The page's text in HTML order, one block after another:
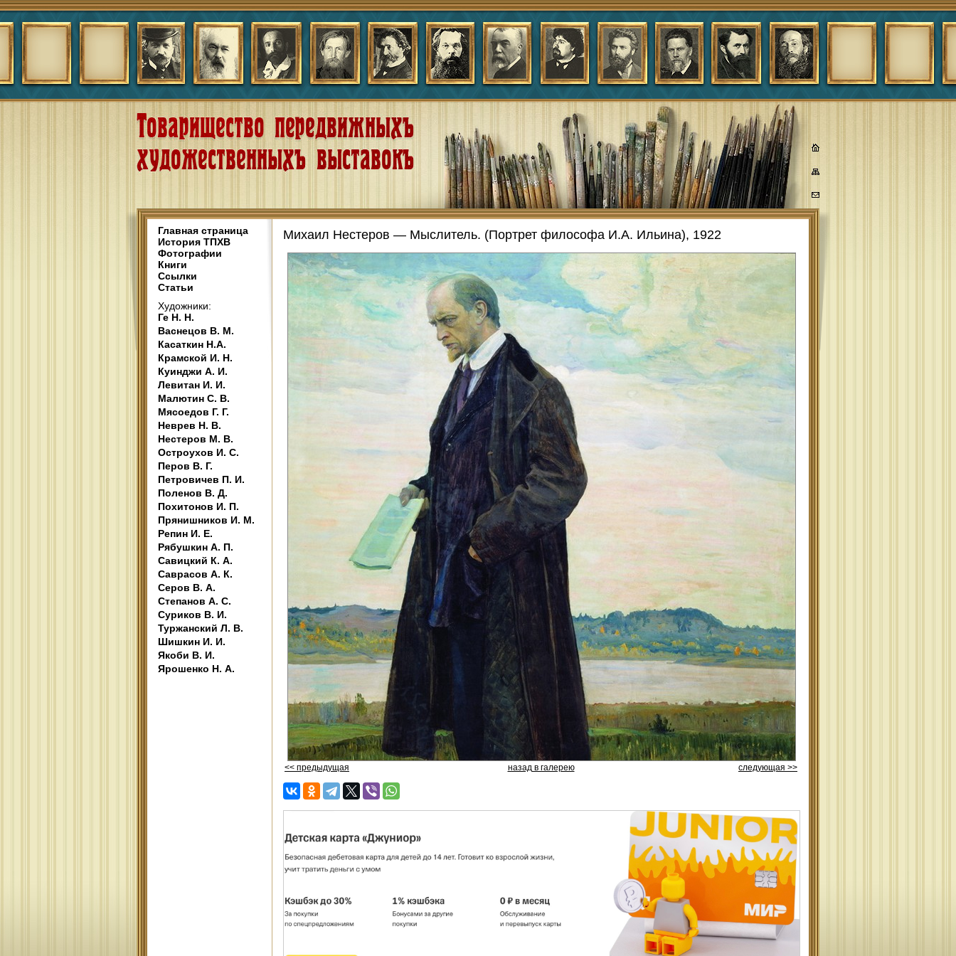
Главная страница
История ТПХВ
Фотографии
Книги
Ссылки
Статьи
Художники:
Ге Н. Н.
Васнецов В. М.
Касаткин Н.А.
Крамской И. Н.
Куинджи А. И.
Левитан И. И.
Малютин С. В.
Мясоедов Г. Г.
Неврев Н. В.
Нестеров М. В.
Остроухов И. С.
Перов В. Г.
Петровичев П. И.
Поленов В. Д.
Похитонов И. П.
Прянишников И. М.
Репин И. Е.
Рябушкин А. П.
Савицкий К. А.
Саврасов А. К.
Серов В. А.
Степанов А. С.
Суриков В. И.
Туржанский Л. В.
Шишкин И. И.
Якоби В. И.
Ярошенко Н. А.
Михаил Нестеров — Мыслитель. (Портрет философа И.А. Ильина), 1922
<< предыдущая назад в галерею следующая >>